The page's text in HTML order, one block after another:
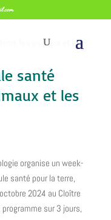
santé
et les
organise un week-
santé pour la terre,
2024 au Cloître
sur 3 jours,